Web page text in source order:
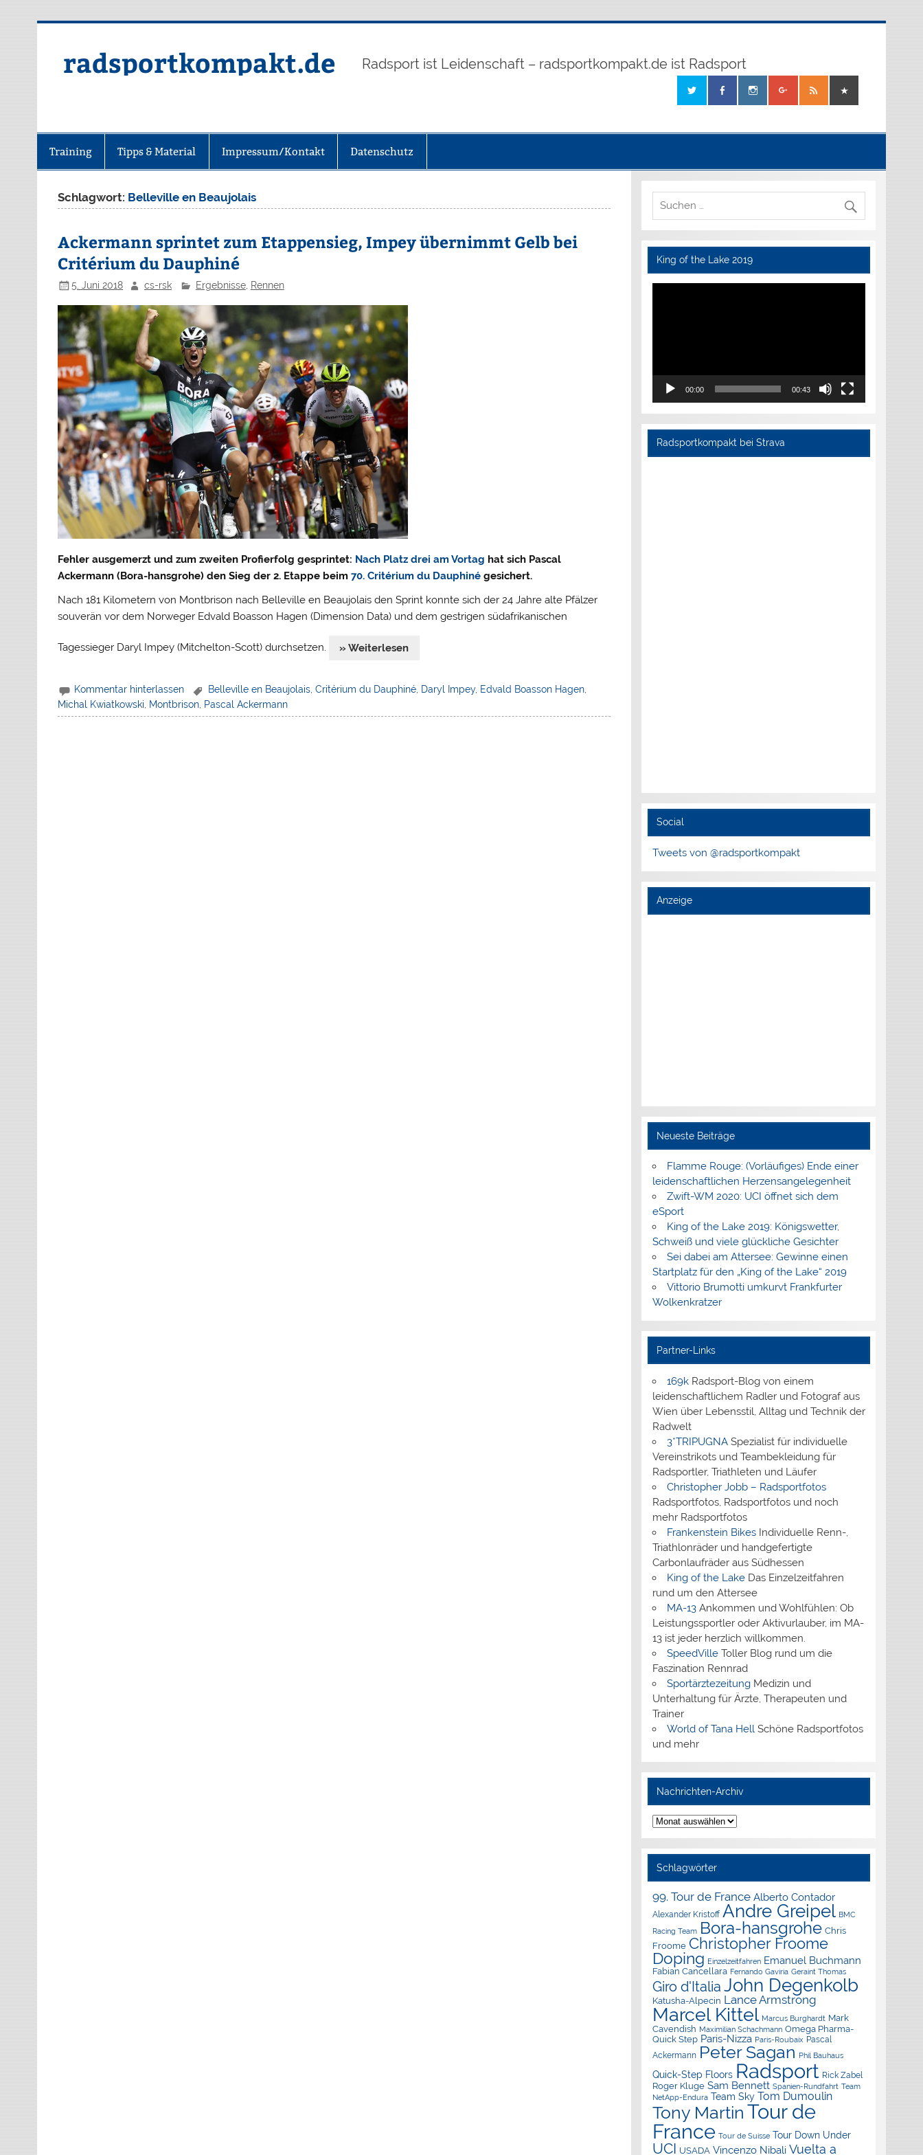
radsportkompakt.de Radsport ist Leidenschaft – radsportkompakt.de ist Radsport
Training Tipps & Material Impressum/Kontakt Datenschutz
Schlagwort: Belleville en Beaujolais
Ackermann sprintet zum Etappensieg, Impey übernimmt Gelb bei
Critérium du Dauphiné
5. Juni 2018 cs-rsk Ergebnisse, Rennen
Fehler ausgemerzt und zum zweiten Profierfolg gesprintet: Nach Platz drei am Vortag hat sich Pascal
Ackermann (Bora-hansgrohe) den Sieg der 2. Etappe beim70. Critérium du Dauphiné gesichert.
Nach 181 Kilometern von Montbrison nach Belleville en Beaujolais den Sprint konnte sich der 24 Jahre alte Pfälzer
souverän vor dem Norweger Edvald Boasson Hagen (Dimension Data) und dem gestrigen südafrikanischen
Tagessieger Daryl Impey (Mitchelton-Scott) durchsetzen. » Weiterlesen
Kommentar hinterlassen Belleville en Beaujolais, Critérium du Dauphiné, Daryl Impey, Edvald Boasson Hagen,
Michal Kwiatkowski
Montbrison Pascal Ackermann
King of the Lake 2019
Video-
00:00 00:43
Radsportkompakt bei Strava
Social
Tweets von @radsportkompakt
Anzeige
Neueste Beiträge
Flamme Rouge: (Vorläufiges) Ende einer
leidenschaftlichen Herzensangelegenheit
Zwift-WM 2020: UCI öffnet sich dem
eSport
King of the Lake 2019: Königswetter,
Schweiß und viele glückliche Gesichter
Sei dabei am Attersee: Gewinne einen
Startplatz für den „King of the Lake“ 2019
Vittorio Brumotti umkurvt Frankfurter
Wolkenkratzer
Partner-Links
169kRadsport-Blog von einem
leidenschaftlichem Radler und Fotograf aus
Wien über Lebensstil, Alltag und Technik der
Radwelt
3*TRIPUGNASpezialist für individuelle
Vereinstrikots und Teambekleidung für
Radsportler, Triathleten und Läufer
Christopher Jobb – Radsportfotos
Radsportfotos, Radsportfotos und noch
mehr Radsportfotos
Frankenstein BikesIndividuelle Renn-,
Triathlonräder und handgefertigte
Carbonlaufräder aus Südhessen
King of the LakeDas Einzelzeitfahren
rund um den Attersee
MA-13Ankommen und Wohlfühlen: Ob
Leistungssportler oder Aktivurlauber, im MA-
13 ist jeder herzlich willkommen.
SpeedVilleToller Blog rund um die
Faszination Rennrad
SportärztezeitungMedizin und
Unterhaltung für Ärzte, Therapeuten und
Trainer
World of Tana Hell Schöne Radsportfotos
und mehr
Nachrichten-Archiv
Nachrichten-
Archiv
Schlagwörter
99. Tour de France Alberto Contador
Alexander Kristoff Andre Greipel BMC
Racing Team Bora-hansgrohe Chris
Froome Christopher Froome
Doping Einzelzeitfahren Emanuel Buchmann
Fabian Cancellara Fernando Gaviria Geraint Thomas
Giro d'Italia John Degenkolb
Katusha-Alpecin Lance Armstrong
Marcel Kittel Marcus Burghardt Mark
Cavendish Maximilian Schachmann Omega Pharma-
Quick Step Paris-Nizza Paris-Roubaix Pascal
Ackermann Peter Sagan Phil Bauhaus
Quick-Step Floors Radsport Rick Zabel
Roger Kluge Sam Bennett Spanien-Rundfahrt Team
NetApp-Endura Team Sky Tom Dumoulin
Tony Martin Tour de
France Tour de Suisse Tour Down Under
UCI USADA Vincenzo Nibali Vuelta a